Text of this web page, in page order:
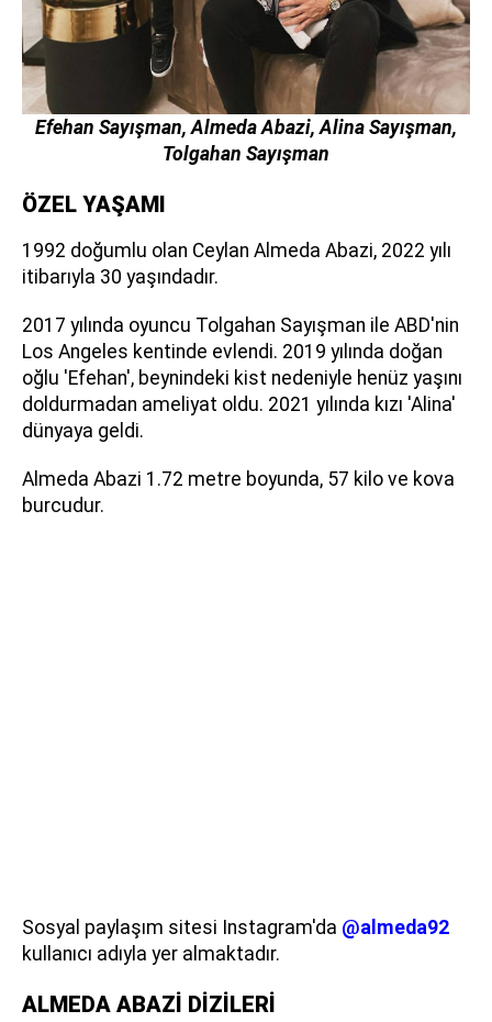
Efehan Sayışman, Almeda Abazi, Alina Sayışman,
Tolgahan Sayışman
ÖZEL YAŞAMI
1992 doğumlu olan Ceylan Almeda Abazi, 2022 yılı
itibarıyla 30 yaşındadır.
2017 yılında oyuncu Tolgahan Sayışman ile ABD'nin
Los Angeles kentinde evlendi. 2019 yılında doğan
oğlu 'Efehan', beynindeki kist nedeniyle henüz yaşını
doldurmadan ameliyat oldu. 2021 yılında kızı 'Alina'
dünyaya geldi.
Almeda Abazi 1.72 metre boyunda, 57 kilo ve kova
burcudur.
Sosyal paylaşım sitesi Instagram'da @almeda92
kullanıcı adıyla yer almaktadır.
ALMEDA ABAZİ DİZİLERİ